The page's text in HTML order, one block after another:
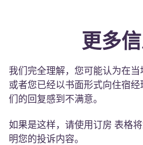
更多信
我们完全理解，您可能认为在当
或者您已经以书面形式向住宿
们的回复感到不满意。
如果是这样，请使用订房 表格
明您的投诉内容。